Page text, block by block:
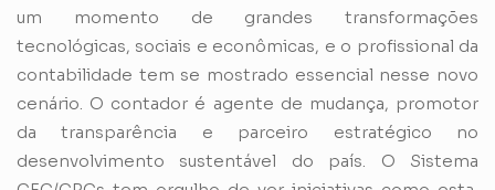
um momento de grandes transformações
tecnológicas, sociais e econômicas, e o profissional da
contabilidade tem se mostrado essencial nesse novo
cenário. O contador é agente de mudança, promotor
da transparência e parceiro estratégico no
desenvolvimento sustentável do país. O Sistema